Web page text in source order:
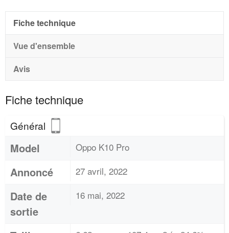
Fiche technique
Vue d'ensemble
Avis
Fiche technique
Général
Model Oppo K10 Pro
Annoncé 27 avril, 2022
Date de
sortie
16 mai, 2022